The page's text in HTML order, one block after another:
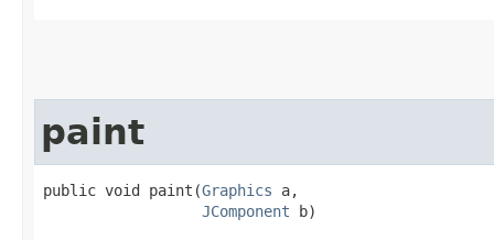
paint
public void paint​(Graphics a,
JComponent b)